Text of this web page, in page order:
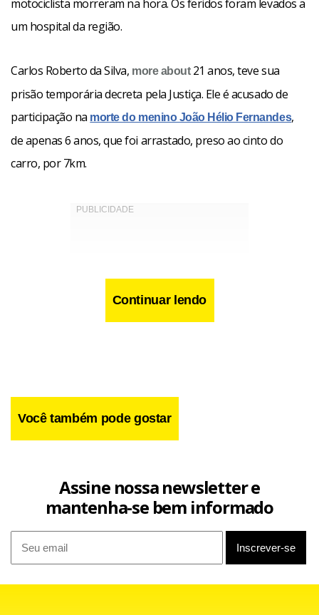
motociclista morreram na hora. Os feridos foram levados a
um hospital da região.
Carlos Roberto da Silva, more about21 anos, teve sua
prisão temporária decreta pela Justiça. Ele é acusado de
participação na morte do menino João Hélio Fernandes,
de apenas 6 anos, que foi arrastado, preso ao cinto do
carro, por 7km.
prestou seu primeiro depoimento. Ele havia dito à polícia
que foi convidado por Diego Nascimento da Silva, de 18
Mais tarde, entretanto, ele confessou que foi com a
Continuar lendo
Você também pode gostar
Assine nossa newsletter e
mantenha-se bem informado